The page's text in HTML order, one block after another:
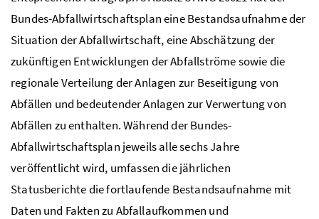
Bundes-Abfallwirtschaftsplan eine Bestandsaufnahme der
Situation der Abfallwirtschaft, eine Abschätzung der
zukünftigen Entwicklungen der Abfallströme sowie die
regionale Verteilung der Anlagen zur Beseitigung von
Abfällen und bedeutender Anlagen zur Verwertung von
Abfällen zu enthalten. Während der Bundes-
Abfallwirtschaftsplan jeweils alle sechs Jahre
veröffentlicht wird, umfassen die jährlichen
Statusberichte die fortlaufende Bestandsaufnahme mit
Daten und Fakten zu Abfallaufkommen und